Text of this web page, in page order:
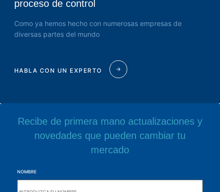
proceso de control
Como ya hemos hecho con numerosas empresas de
diversas partes del mundo
HABLA CON UN EXPERTO
Recibe de primera mano actualizaciones y
novedades que pueden cambiar tu
mercado
NOMBRE